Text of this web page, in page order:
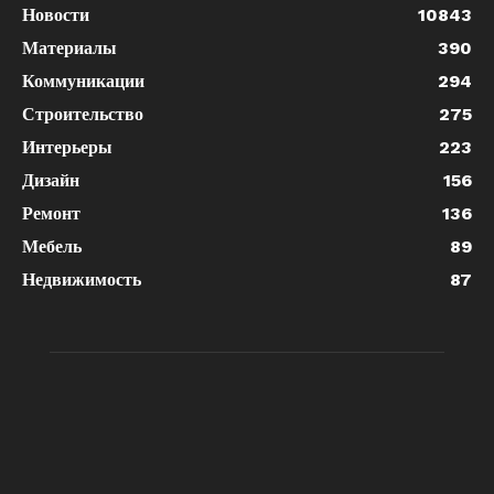
Новости
10843
Материалы
390
Коммуникации
294
Строительство
275
Интерьеры
223
Дизайн
156
Ремонт
136
Мебель
89
Недвижимость
87